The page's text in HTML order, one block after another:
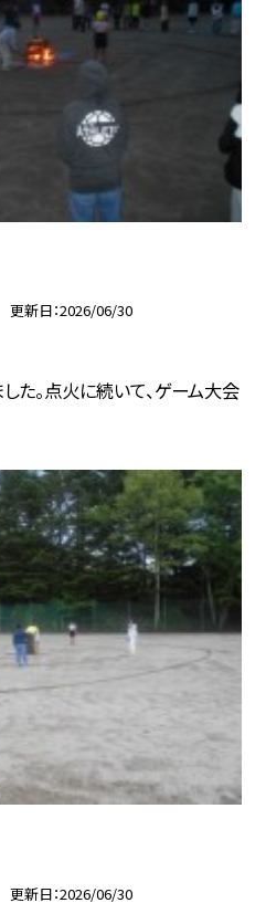
更新日 2026/06/30
た。点火に続いて、ゲーム大会
更新日 2026/06/30